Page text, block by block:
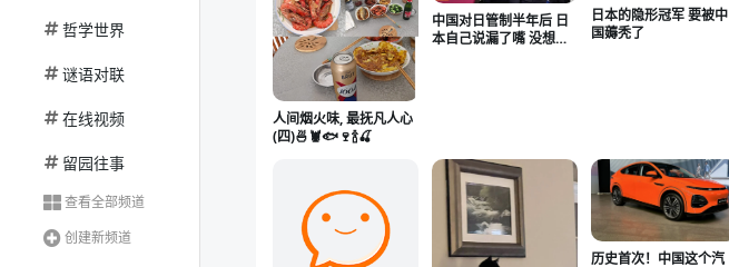
哲学世界
谜语对联
在线视频
留园往事
查看全部频道
创建新频道
人间烟火味, 最抚凡人心
(四)🍜🦞🐟🍷🍾🍒
中国对日管制半年后 日
本自己说漏了嘴 没想到
日本的隐形冠军 要被中
国薅秃了
历史首次！中国这个汽